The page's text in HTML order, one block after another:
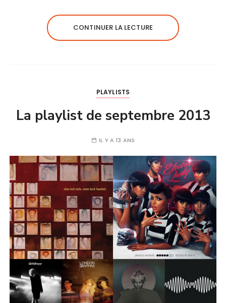
CONTINUER LA LECTURE
PLAYLISTS
La playlist de septembre 2013
IL Y A 13 ANS